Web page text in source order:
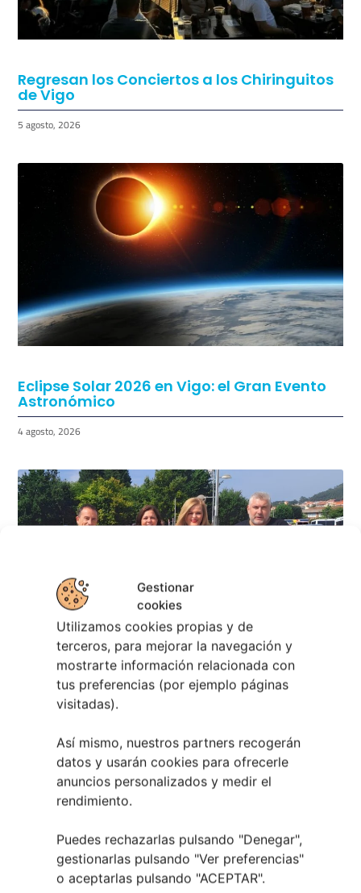
Gestionar
cookies
Utilizamos cookies propias y de
terceros, para mejorar la navegación y
mostrarte información relacionada con
tus preferencias (por ejemplo páginas
visitadas).
Así mismo, nuestros partners recogerán
datos y usarán cookies para ofrecerle
anuncios personalizados y medir el
rendimiento.
Puedes rechazarlas pulsando "Denegar",
gestionarlas pulsando "Ver preferencias"
o aceptarlas pulsando "ACEPTAR".
Regresan los Conciertos a los Chiringuitos
de Vigo
5 agosto, 2026
Eclipse Solar 2026 en Vigo: el Gran Evento
Astronómico
4 agosto, 2026
Berete Rock 2026 | Festival de Rock de
Chapela
28 julio, 2026
Noticias de Ourenseplan
Festival Noites Teatrais de Vilamarín 2026
Verano Cultural de Seixalbo 2026 31 mayo,
2026
A bailar! | Espectáculo en Baños de Molga